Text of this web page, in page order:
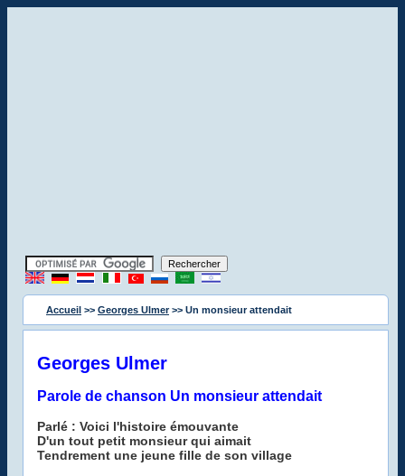
Accueil >> Georges Ulmer>> Un monsieur attendait
Georges Ulmer
Parole de chanson Un monsieur attendait
Parlé : Voici l'histoire émouvante
D'un tout petit monsieur qui aimait
Tendrement une jeune fille de son village